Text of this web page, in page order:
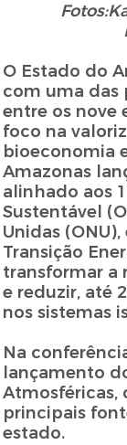
O Estado do
com uma das
entre os nove
foco na
bioeconomia
Amazonas
alinhado aos
Sustentável
Unidas
Transição
transformar a
e reduzir, até
nos sistemas
Na
lançamento
Atmosféricas,
principais
estado.